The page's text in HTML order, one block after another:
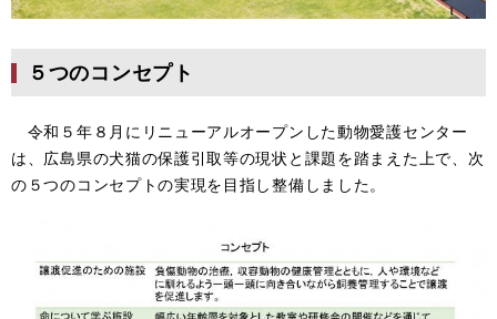
​５つのコンセプト
令和５年８月にリニューアルオープンした動物愛護センター
は、広島県の犬猫の保護引取等の現状と課題を踏まえた上で、次
の５つのコンセプトの実現を目指し整備しました。​